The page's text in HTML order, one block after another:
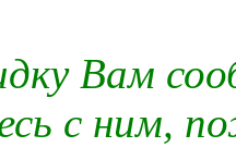
Вам
с ним,